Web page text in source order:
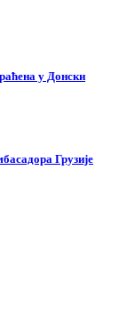
у Донски
Грузије